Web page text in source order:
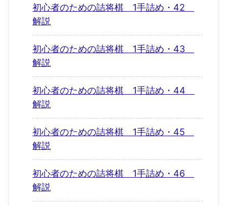
初心者のための詰将棋 1手詰め・42
解説
初心者のための詰将棋 1手詰め・43
解説
初心者のための詰将棋 1手詰め・44
解説
初心者のための詰将棋 1手詰め・45
解説
初心者のための詰将棋 1手詰め・46
解説